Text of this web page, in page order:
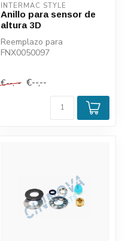
INTERMAC STYLE
Anillo para sensor de
altura 3D
Reemplazo para
FNX0050097
€--,-- €--,--